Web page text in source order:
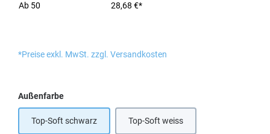
Ab 50 28,68 €*
*Preise exkl. MwSt. zzgl. Versandkosten
Außenfarbeauswählen
Top-Soft schwarz Top-Soft weiss